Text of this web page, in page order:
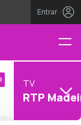
Entrar
TV
RTP